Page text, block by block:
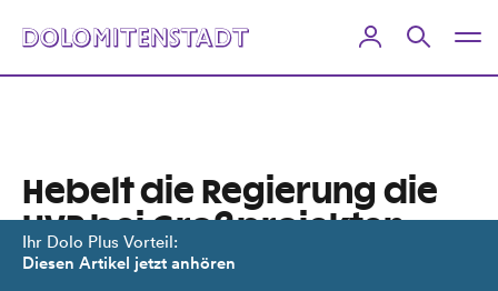
Ihr Dolo Plus Vorteil:
Diesen Artikel jetzt anhören
Hebelt die Regierung die
UVP bei Großprojekten
aus?